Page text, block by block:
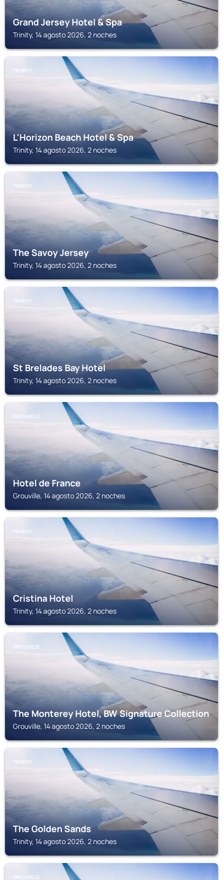
Grand Jersey Hotel & Spa
Trinity, 14 agosto 2026, 2 noches
TRINITY
L'Horizon Beach Hotel & Spa
Trinity, 14 agosto 2026, 2 noches
TRINITY
The Savoy Jersey
Trinity, 14 agosto 2026, 2 noches
TRINITY
St Brelades Bay Hotel
Trinity, 14 agosto 2026, 2 noches
GROUVILLE
Hotel de France
Grouville, 14 agosto 2026, 2 noches
TRINITY
Cristina Hotel
Trinity, 14 agosto 2026, 2 noches
GROUVILLE
The Monterey Hotel, BW Signature Collection
Grouville, 14 agosto 2026, 2 noches
TRINITY
The Golden Sands
Trinity, 14 agosto 2026, 2 noches
GROUVILLE